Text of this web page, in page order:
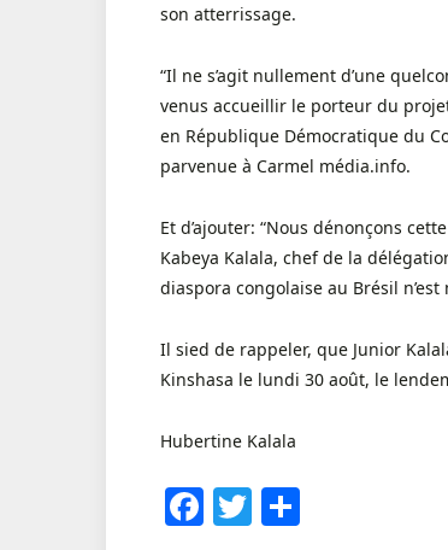
son atterrissage.
“Il ne s’agit nullement d’une
venus accueillir le porteur du
en République Démocratique du
parvenue à Carmel média.info.
Et d’ajouter: “Nous dénonçons
Kabeya Kalala, chef de la
diaspora congolaise au Brésil
Il sied de rappeler, que Junior
Kinshasa le lundi 30 août, le
Hubertine Kalala
Facebook
Twitter